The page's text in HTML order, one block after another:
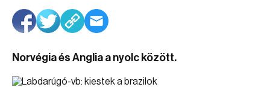
Norvégia és Anglia a nyolc között.